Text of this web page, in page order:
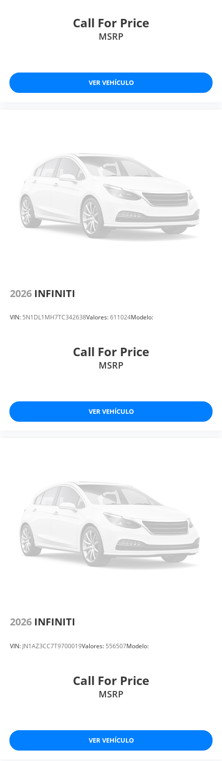
Call For Price
MSRP
VER VEHÍCULO
2026 INFINITI
VIN: 5N1DL1MH7TC342638Valores:611024Modelo:
Call For Price
MSRP
VER VEHÍCULO
2026 INFINITI
VIN: JN1AZ3CC7T9700019Valores: 556507Modelo:
Call For Price
MSRP
VER VEHÍCULO